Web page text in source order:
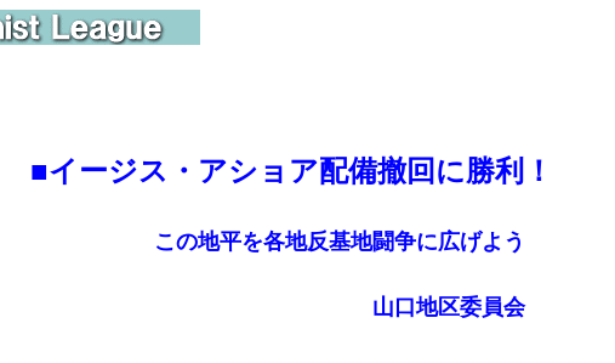
■イージス・アショア配備撤回に勝利！
この地平を各地反基地闘争に広げよう
山口地区委員会